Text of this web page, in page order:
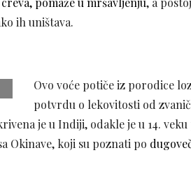
ih uništava.
Ovo voće potiče iz porodice
potvrdu o lekovitosti od
je u Indiji, odakle je u 14.
Okinave, koji su poznati po